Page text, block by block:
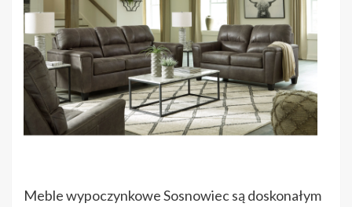
Meble wypoczynkowe Sosnowiec są doskonałym